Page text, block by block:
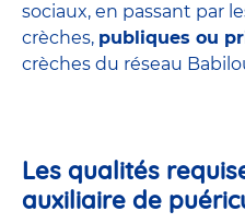
sociaux, en passant par
crèches, publiques ou
crèches du réseau
Les qualités
auxiliaire de